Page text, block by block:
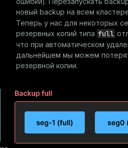
новый backup на всем
Теперь у нас для некоторых
резервных копий типа full
что при автоматическом
дальнейшем мы можем
резервной копии.